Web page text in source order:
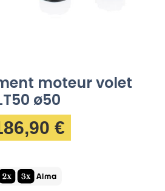
moteur volet
ø50
€